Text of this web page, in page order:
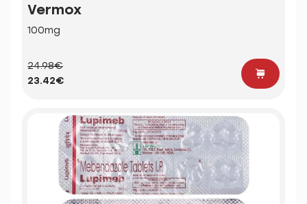
Vermox
100mg
24.98€
23.42€